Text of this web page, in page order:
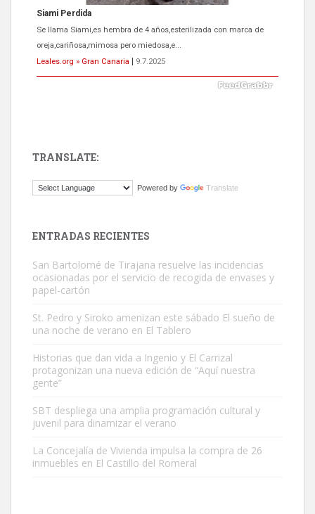
ADOPCIÓN URGENTE GATA TEROR GRAN CANARIA
El ayuntamiento se va a llevar a Los Gatos callejeros de la zona los
próximos días, ella incluida...
Leales.org » Gran Canaria
9.7.2025
Este gato macho ha aparecido en la calle hace menos de un mes,
Busco adopción responsable para mi perra. Pastor alemán,
hembra, 4 años. Por motivos personales ...
Leales.org » Gran Canaria
TRANSLATE:
Powered by Translate
ENTRADAS RECIENTES
San Bartolomé de Tirajana resuelve las incidencias
ocasionadas por el servicio de recogida de envases y
papel-cartón
St. Pedro y Siroko amenizan este sábado El sueño de
una noche de verano en El Tablero
Historias que dan vida a Ingenio y El Carrizal
protagonizan una nueva edición de “Aquí nuestra
gente”
SBT despliega una amplia programación cultural y
juvenil para dinamizar el verano
La Concejalía de Vivienda impulsa la compra de 26
inmuebles en El Castillo del Romeral